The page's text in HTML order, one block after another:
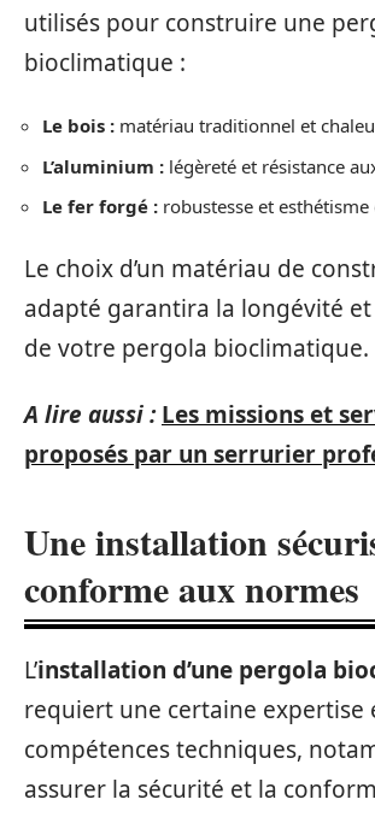
utilisés pour construire une
bioclimatique :
Le bois : matériau traditionnel et
L’aluminium : légèreté et résistance
Le fer forgé : robustesse et esthétisme
Le choix d’un matériau de
adapté garantira la longévité
de votre pergola bioclimatique.
A lire aussi : Les missions et
proposés par un serrurier
Une installation
conforme aux normes
L’installation d’une pergola
requiert une certaine expertise
compétences techniques,
assurer la sécurité et la